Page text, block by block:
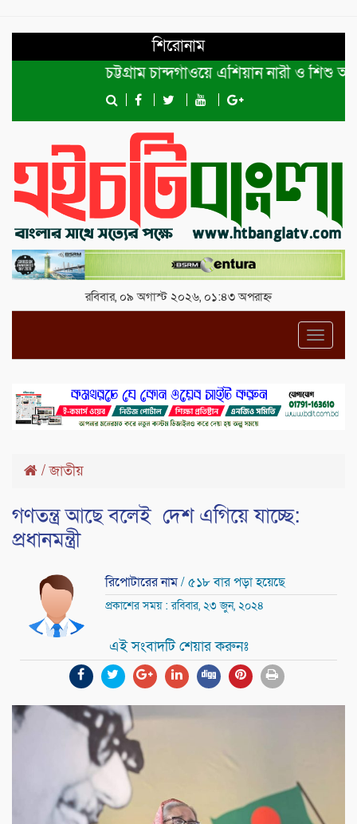
শিরোনাম
চট্টগ্রাম চান্দগাঁওয়ে এশিয়ান নারী ও শিশু
রবিবার, ০৯ অগাস্ট ২০২৬, ০১:৪৩ অপরাহ্ন
/জাতীয়
গণতন্ত্র আছে বলেই দেশ এগিয়ে যাচ্ছে:
প্রধানমন্ত্রী
রিপোটারের নাম/ ৫১৮ বার পড়া হয়েছে
প্রকাশের সময় : রবিবার, ২৩ জুন, ২০২৪
এই সংবাদটি শেয়ার করুনঃ